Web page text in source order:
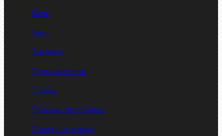
Винты
Гайки
Заклепки
Пресс-масленки
Пробки
Пружины тарельчатые
Стопорные кольца